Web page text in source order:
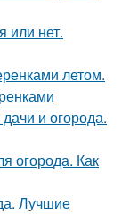
или нет.
летом.
и огорода.
огорода. Как
Лучшие